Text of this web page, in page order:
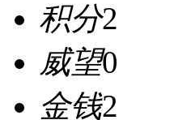
积分2
威望0
金钱2